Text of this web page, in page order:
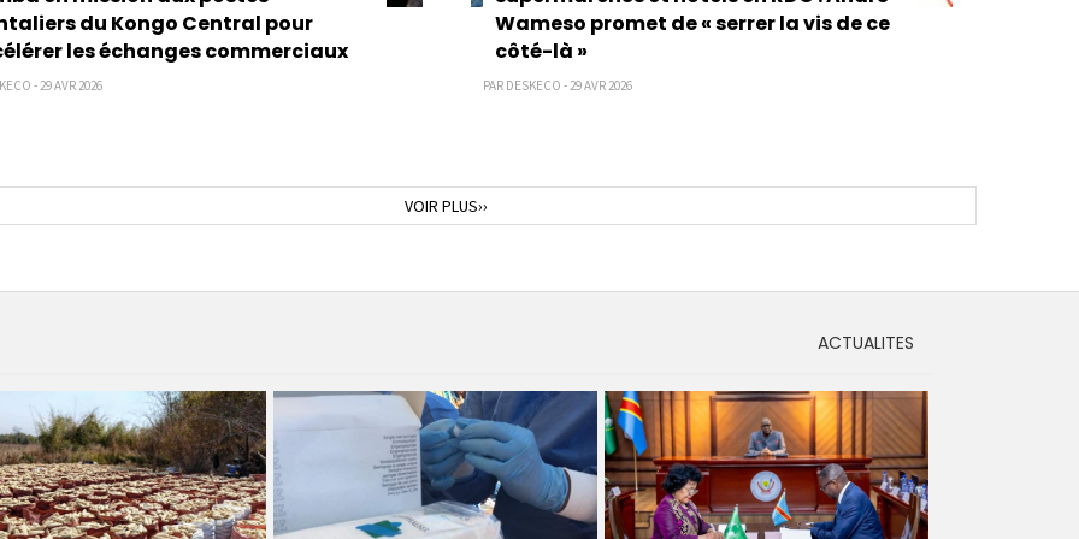
du Kongo Central pour
les échanges commerciaux
- 29 AVR 2026
Wameso promet de « serrer la vis de ce
côté-là »
PAR DESKECO - 29 AVR 2026
Page
suivante
VOIR PLUS››
ACTUALITES